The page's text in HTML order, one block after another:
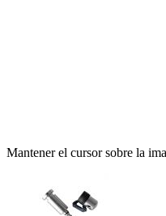
Mantener el cursor sobre la